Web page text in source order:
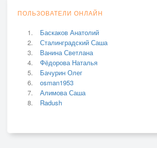
ПОЛЬЗОВАТЕЛИ ОНЛАЙН
Баскаков Анатолий
Сталинградский Саша
Ванина Светлана
Фёдорова Наталья
Бачурин Олег
osman1953
Алимова Саша
Radush